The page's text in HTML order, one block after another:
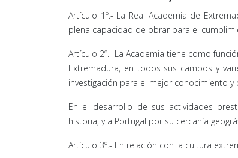
Artículo 1º.- La Real Academia de
plena capacidad de obrar para el
Artículo 2º.- La Academia tiene como
Extremadura, en todos sus campos y
investigación para el mejor conocimiento
En el desarrollo de sus actividades
historia, y a Portugal por su cercanía
Artículo 3º.- En relación con la cultura